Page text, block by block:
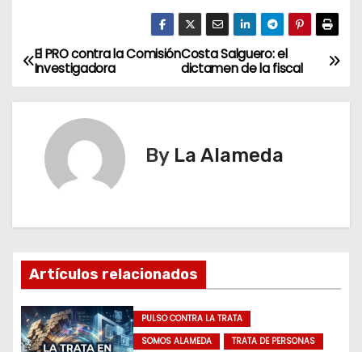
N
a
a
c
i
ó
Costa Salguero: el
dictamen de la fiscal
El PRO contra la Comisión
Investigadora
By La Alameda
Artículos relacionados
PULSO CONTRA LA TRATA
SOMOS ALAMEDA
TRATA DE PERSONAS